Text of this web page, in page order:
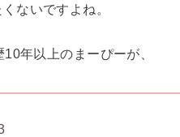
ないですよね。
年以上のまーぴーが、